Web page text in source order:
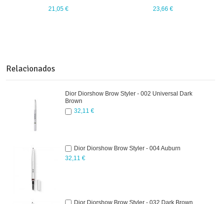
Relacionados
Dior Diorshow Brow Styler - 002 Universal Dark
Brown
32,11 €
Dior Diorshow Brow Styler - 004 Auburn
32,11 €
Dior Diorshow Brow Styler - 032 Dark Brown
21,05 € 23,66 €